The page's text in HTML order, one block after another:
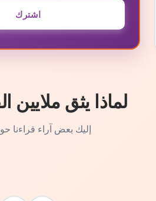
اشترك
لماذا يثق ملايين
إليك بعض آراء قراءنا